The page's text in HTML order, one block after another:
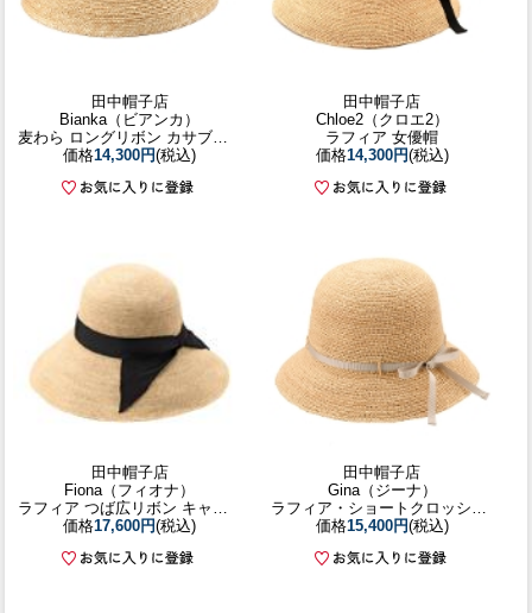
田中帽子店
Bianka（ビアンカ）
麦わら ロングリボン カサブランカ
価格14,300円(税込)
田中帽子店
Chloe2（クロエ2）
ラフィア 女優帽
価格14,300円(税込)
田中帽子店
Fiona（フィオナ）
ラフィア つば広リボン キャペリン／57.5cm 60cm
価格17,600円(税込)
田中帽子店
Gina（ジーナ）
ラフィア・ショートクロッシェ／56.5cm 57.5cm
価格15,400円(税込)